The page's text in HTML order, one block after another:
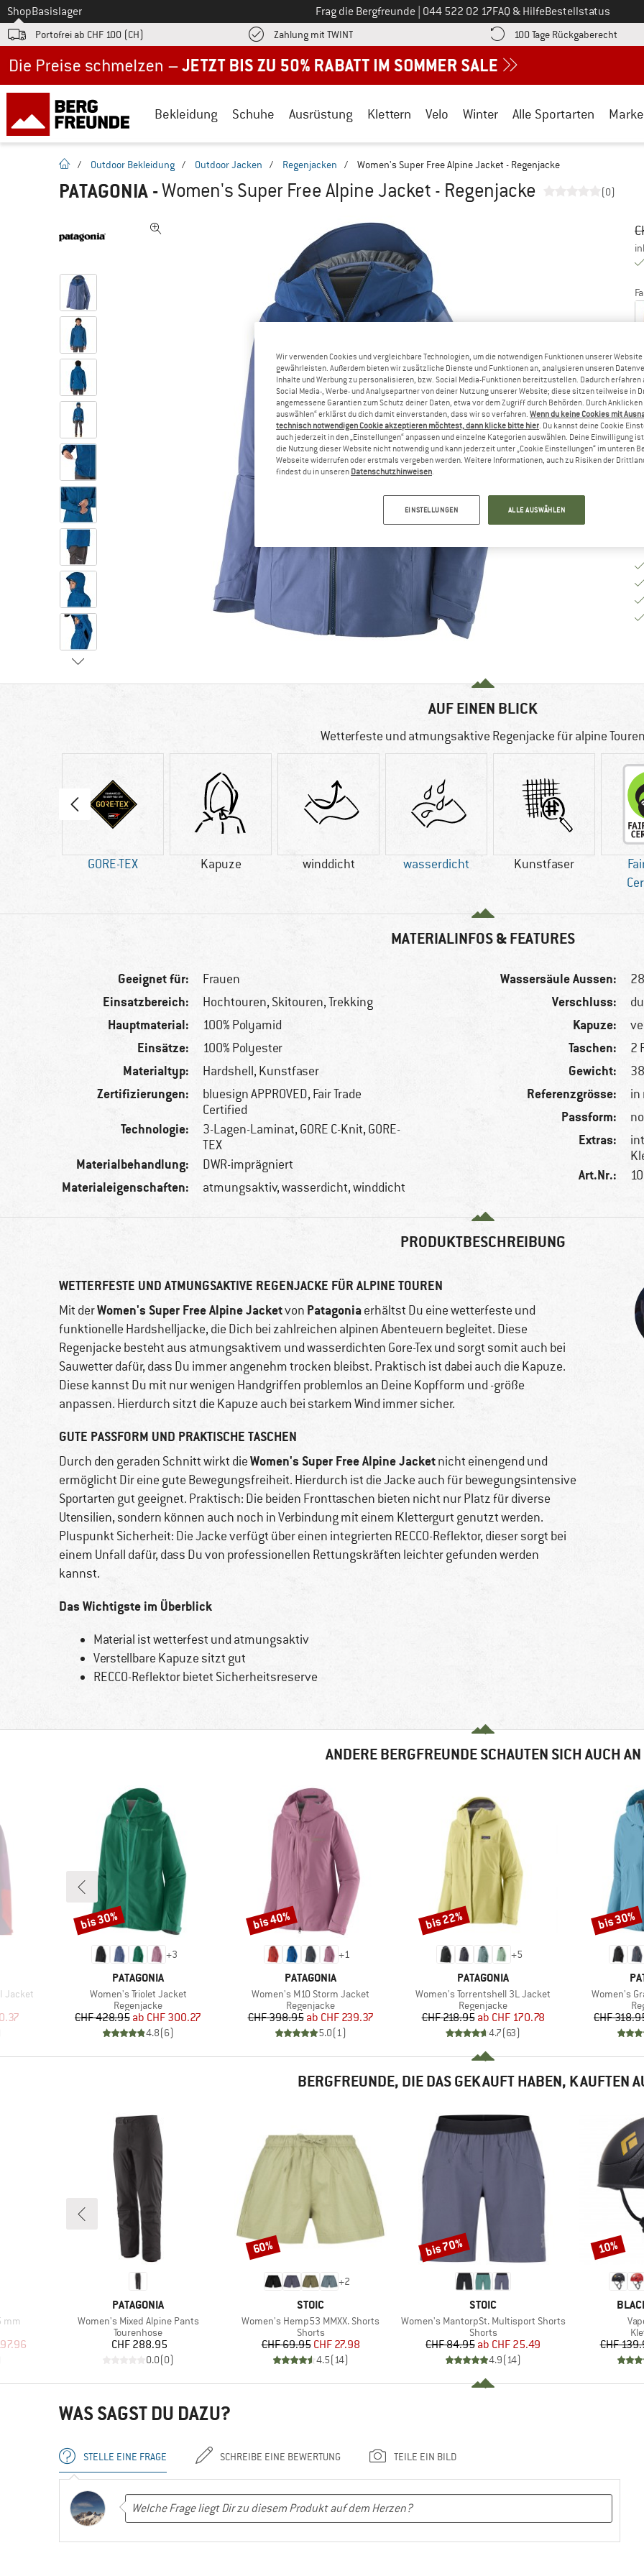
Zum
ShopBasislager Frag die Bergfreunde Ruf uns an unter
044 522 02 17FAQ & HilfeBestellstatus
Portofrei ab CHF 100 (CH) Zahlung mit TWINTFinde die Zahlungs-Infos hier! Öffnet sich in einer Infobox
100 Tage Rückgaberecht
Bekleidung Schuhe Ausrüstung Klettern Velo Winter Alle Sportarten
Startseite
/ Outdoor Bekleidung / Outdoor Jacken / Regenjacken / Women's Super Free Alpine Jacket - Regenjacke
PATAGONIA -Women's Super Free Alpine Jacket - Regenjacke (0)
AUF EINEN BLICK
Wetterfeste und atmungsaktive Regenjacke für alpine Touren
GORE-TEX Kapuze winddicht wasserdicht Kunstfaser
MATERIALINFOS & FEATURES
Geeignet für: Frauen
Einsatzbereich: Hochtouren, Skitouren, Trekking
Hauptmaterial: 100% Polyamid
Einsätze: 100% Polyester
Materialtyp: Hardshell, Kunstfaser
Zertifizierungen:
bluesign APPROVED, Fair Trade
Certified
Technologie:
3-Lagen-Laminat, GORE C-Knit, GORE-
TEX
Materialbehandlung: DWR-imprägniert
Materialeigenschaften: atmungsaktiv, wasserdicht, winddicht
Wassersäule Aussen:
Verschluss:
Kapuze:
Taschen: 2
Gewicht:
Referenzgrösse: in
Passform:
Extras:
Art.Nr.:
PRODUKTBESCHREIBUNG
WETTERFESTE UND ATMUNGSAKTIVE REGENJACKE FÜR ALPINE TOUREN
Mit derWomen's Super Free Alpine Jacketvon Patagoniaerhältst Du eine wetterfeste und
funktionelle Hardshelljacke, die Dich bei zahlreichen alpinen Abenteuern begleitet. Diese
Regenjacke besteht aus atmungsaktivem und wasserdichten Gore-Tex und sorgt somit auch bei
Sauwetter dafür, dass Du immer angenehm trocken bleibst. Praktisch ist dabei auch die Kapuze.
Diese kannst Du mit nur wenigen Handgriffen problemlos an Deine Kopfform und -größe
anpassen. Hierdurch sitzt die Kapuze auch bei starkem Wind immer sicher.
GUTE PASSFORM UND PRAKTISCHE TASCHEN
Durch den geraden Schnitt wirkt dieWomen's Super Free Alpine Jacketnicht einengend und
ermöglicht Dir eine gute Bewegungsfreiheit. Hierdurch ist die Jacke auch für bewegungsintensive
Sportarten gut geeignet. Praktisch: Die beiden Fronttaschen bieten nicht nur Platz für diverse
Utensilien, sondern können auch noch in Verbindung mit einem Klettergurt genutzt werden.
Pluspunkt Sicherheit: Die Jacke verfügt über einen integrierten RECCO-Reflektor, dieser sorgt bei
einem Unfall dafür, dass Du von professionellen Rettungskräften leichter gefunden werden
kannst.
Das Wichtigste im Überblick
Material ist wetterfest und atmungsaktiv
Verstellbare Kapuze sitzt gut
RECCO-Reflektor bietet Sicherheitsreserve
ANDERE BERGFREUNDE SCHAUTEN SICH AUCH AN
Jacket
Preis
+3
MARKE
PATAGONIA
Artikel
Women's Triolet Jacket
Produktgruppe
Regenjacke
Preis
CHF 428.95 reduzierter Preis
ab CHF 300.27
4.8(6)
Rabatt
bis 30%
+1
MARKE
PATAGONIA
Artikel
Women's M10 Storm Jacket
Produktgruppe
Regenjacke
Preis
CHF 398.95 reduzierter Preis
ab CHF 239.37
5.0( 1)
Rabatt
bis 40%
+5
MARKE
PATAGONIA
Artikel
Women's Torrentshell 3L Jacket
Produktgruppe
Regenjacke
Preis
CHF 218.95 reduzierter Preis
ab CHF 170.78
4.7(63)
Rabatt
bis 22%
Artikel
Women's
CHF
Rabatt
bis 30%
BERGFREUNDE, DIE DAS GEKAUFT HABEN, KAUFTEN
mm
Preis
MARKE
PATAGONIA
Artikel
Women's Mixed Alpine Pants
Produktgruppe
Tourenhose
Preis
CHF 288.95
0.0(0)
+2
MARKE
STOIC
Artikel
Women's Hemp53 MMXX. Shorts
Produktgruppe
Shorts
Preis
CHF 69.95reduzierter Preis
CHF 27.98
4.5( 14)
Rabatt
60%
MARKE
STOIC
Artikel
Women's MantorpSt. Multisport Shorts
Produktgruppe
Shorts
Preis
CHF 84.95 reduzierter Preis
ab CHF 25.49
4.9( 14)
Rabatt
bis 70%
CHF
Rabatt
10%
WAS SAGST DU DAZU?
STELLE EINE FRAGE SCHREIBE EINE BEWERTUNG TEILE EIN BILD
Wir verwenden Cookies und vergleichbare Technologien, um die notwendigen Funktionen unserer Website
gewährleisten. Außerdem bieten wir zusätzliche Dienste und Funktionen an, analysieren unseren
Inhalte und Werbung zu personalisieren, bzw. Social Media-Funktionen bereitzustellen. Dadurch erfahren
Social Media-, Werbe- und Analysepartner von deiner Nutzung unserer Website; diese sitzen teilweise in
angemessene Garantien zum Schutz deiner Daten, etwa vor dem Zugriff durch Behörden. Durch Anklicken
auswählen“ erklärst du dich damit einverstanden, dass wir so verfahren. Wenn du keine Cookies mit
technisch notwendigen Cookie akzeptieren möchtest, dann klicke bitte hier. Du kannst deine Cookie
auch jederzeit in den „Einstellungen“ anpassen und einzelne Kategorien auswählen. Deine Einwilligung
die Nutzung dieser Website nicht notwendig und kann jederzeit unter „Cookie Einstellungen“ im unteren
Webseite widerrufen oder erstmals vergeben werden. Weitere Informationen, auch zu Risiken der
findest du in unseren Datenschutzhinweisen.
EINSTELLUNGEN ALLE AUSWÄHLEN